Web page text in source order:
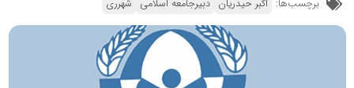
برچسب‌ها: اکبر حیدریان دبیرجامعه اسلامی شهرری